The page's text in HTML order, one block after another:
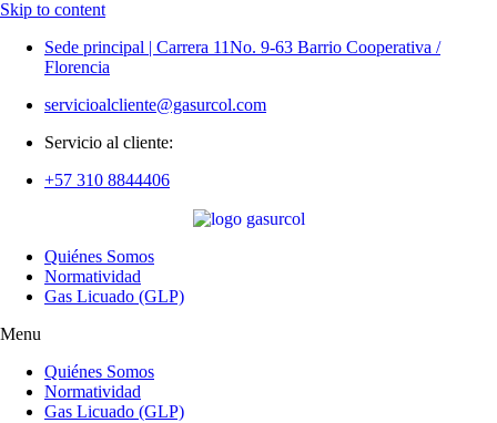
Skip to content
Sede principal | Carrera 11No. 9-63 Barrio Cooperativa /
Florencia
servicioalcliente@gasurcol.com
Servicio al cliente:
+57 310 8844406
Quiénes Somos
Normatividad
Gas Licuado (GLP)
Menu
Quiénes Somos
Normatividad
Gas Licuado (GLP)